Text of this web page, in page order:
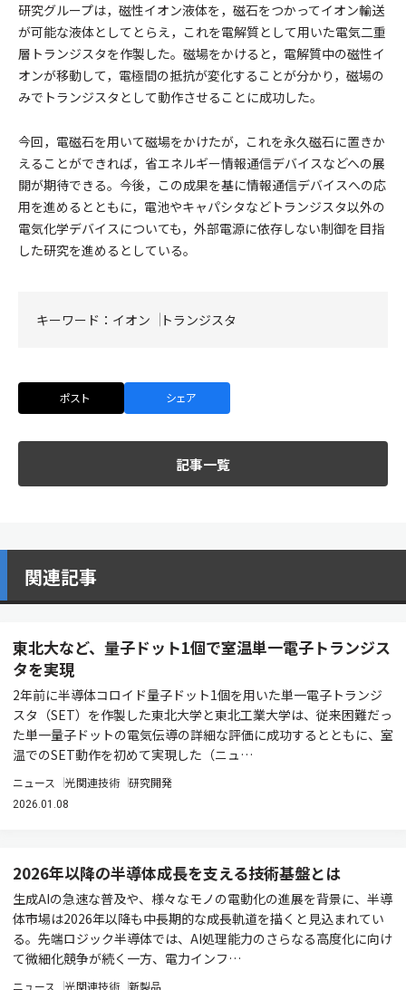
研究グループは，磁性イオン液体を，磁石をつかってイオン輸送
が可能な液体としてとらえ，これを電解質として用いた電気二重
層トランジスタを作製した。磁場をかけると，電解質中の磁性イ
オンが移動して，電極間の抵抗が変化することが分かり，磁場の
みでトランジスタとして動作させることに成功した。
今回，電磁石を用いて磁場をかけたが，これを永久磁石に置きか
えることができれば，省エネルギー情報通信デバイスなどへの展
開が期待できる。今後，この成果を基に情報通信デバイスへの応
用を進めるとともに，電池やキャパシタなどトランジスタ以外の
電気化学デバイスについても，外部電源に依存しない制御を目指
した研究を進めるとしている。
キーワード： イオン トランジスタ
ポスト シェア
記事一覧
関連記事
東北大など、量子ドット1個で室温単一電子トランジス
タを実現
2年前に半導体コロイド量子ドット1個を用いた単一電子トランジ
スタ（SET）を作製した東北大学と東北工業大学は、従来困難だっ
た単一量子ドットの電気伝導の詳細な評価に成功するとともに、室
温でのSET動作を初めて実現した（ニュ…
ニュース 光関連技術 研究開発
2026.01.08
2026年以降の半導体成長を支える技術基盤とは
生成AIの急速な普及や、様々なモノの電動化の進展を背景に、半導
体市場は2026年以降も中長期的な成長軌道を描くと見込まれてい
る。先端ロジック半導体では、AI処理能力のさらなる高度化に向け
て微細化競争が続く一方、電力インフ…
ニュース 光関連技術 新製品